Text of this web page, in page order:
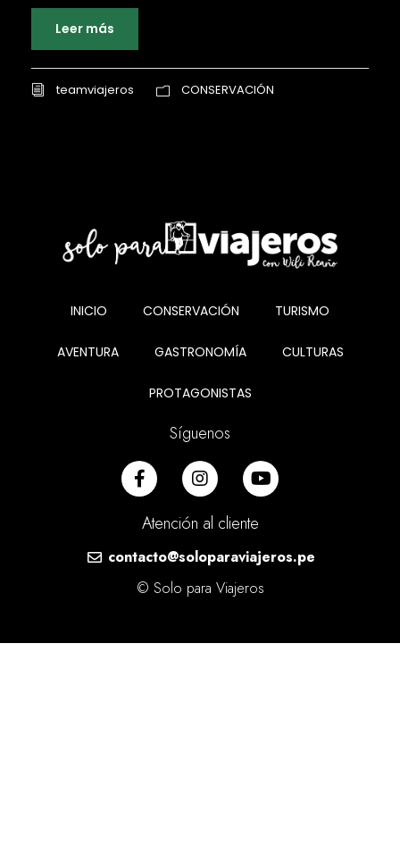
Leer más
teamviajeros CONSERVACIÓN
INICIO CONSERVACIÓN TURISMO
AVENTURA GASTRONOMÍA CULTURAS
PROTAGONISTAS
Síguenos
Atención al cliente
contacto@soloparaviajeros.pe
© Solo para Viajeros